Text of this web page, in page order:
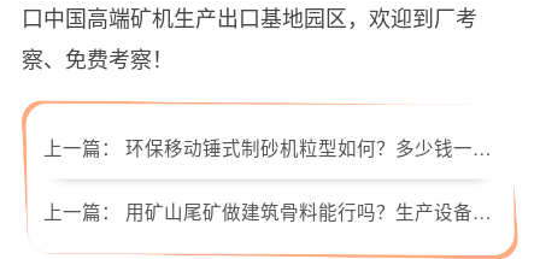
口中国高端矿机生产出口基地园区，欢迎到厂考
察、免费考察！
上一篇： 环保移动锤式制砂机粒型如何？多少钱一套？（含现场视频）
上一篇： 用矿山尾矿做建筑骨料能行吗？生产设备多少钱一套？